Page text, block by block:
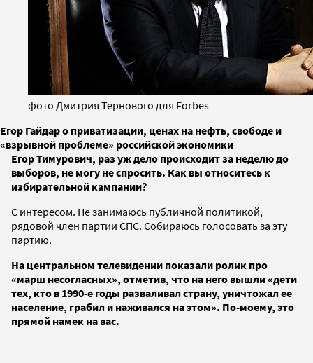
фото Дмитрия Тернового для Forbes
Егор Гайдар о приватизации, ценах на нефть, свободе и
«взрывной проблеме» российской экономики
Егор Тимурович, раз уж дело происходит за неделю до
выборов, не могу не спросить. Как вы относитесь к
избирательной кампании?
С интересом. Не занимаюсь публичной политикой,
рядовой член партии СПС. Собираюсь голосовать за эту
партию.
На центральном телевидении показали ролик про
«марш несогласных», отметив, что на него вышли «дети
тех, кто в 1990-е годы разваливал страну, уничтожал ее
население, грабил и наживался на этом». По-моему, это
прямой намек на вас.